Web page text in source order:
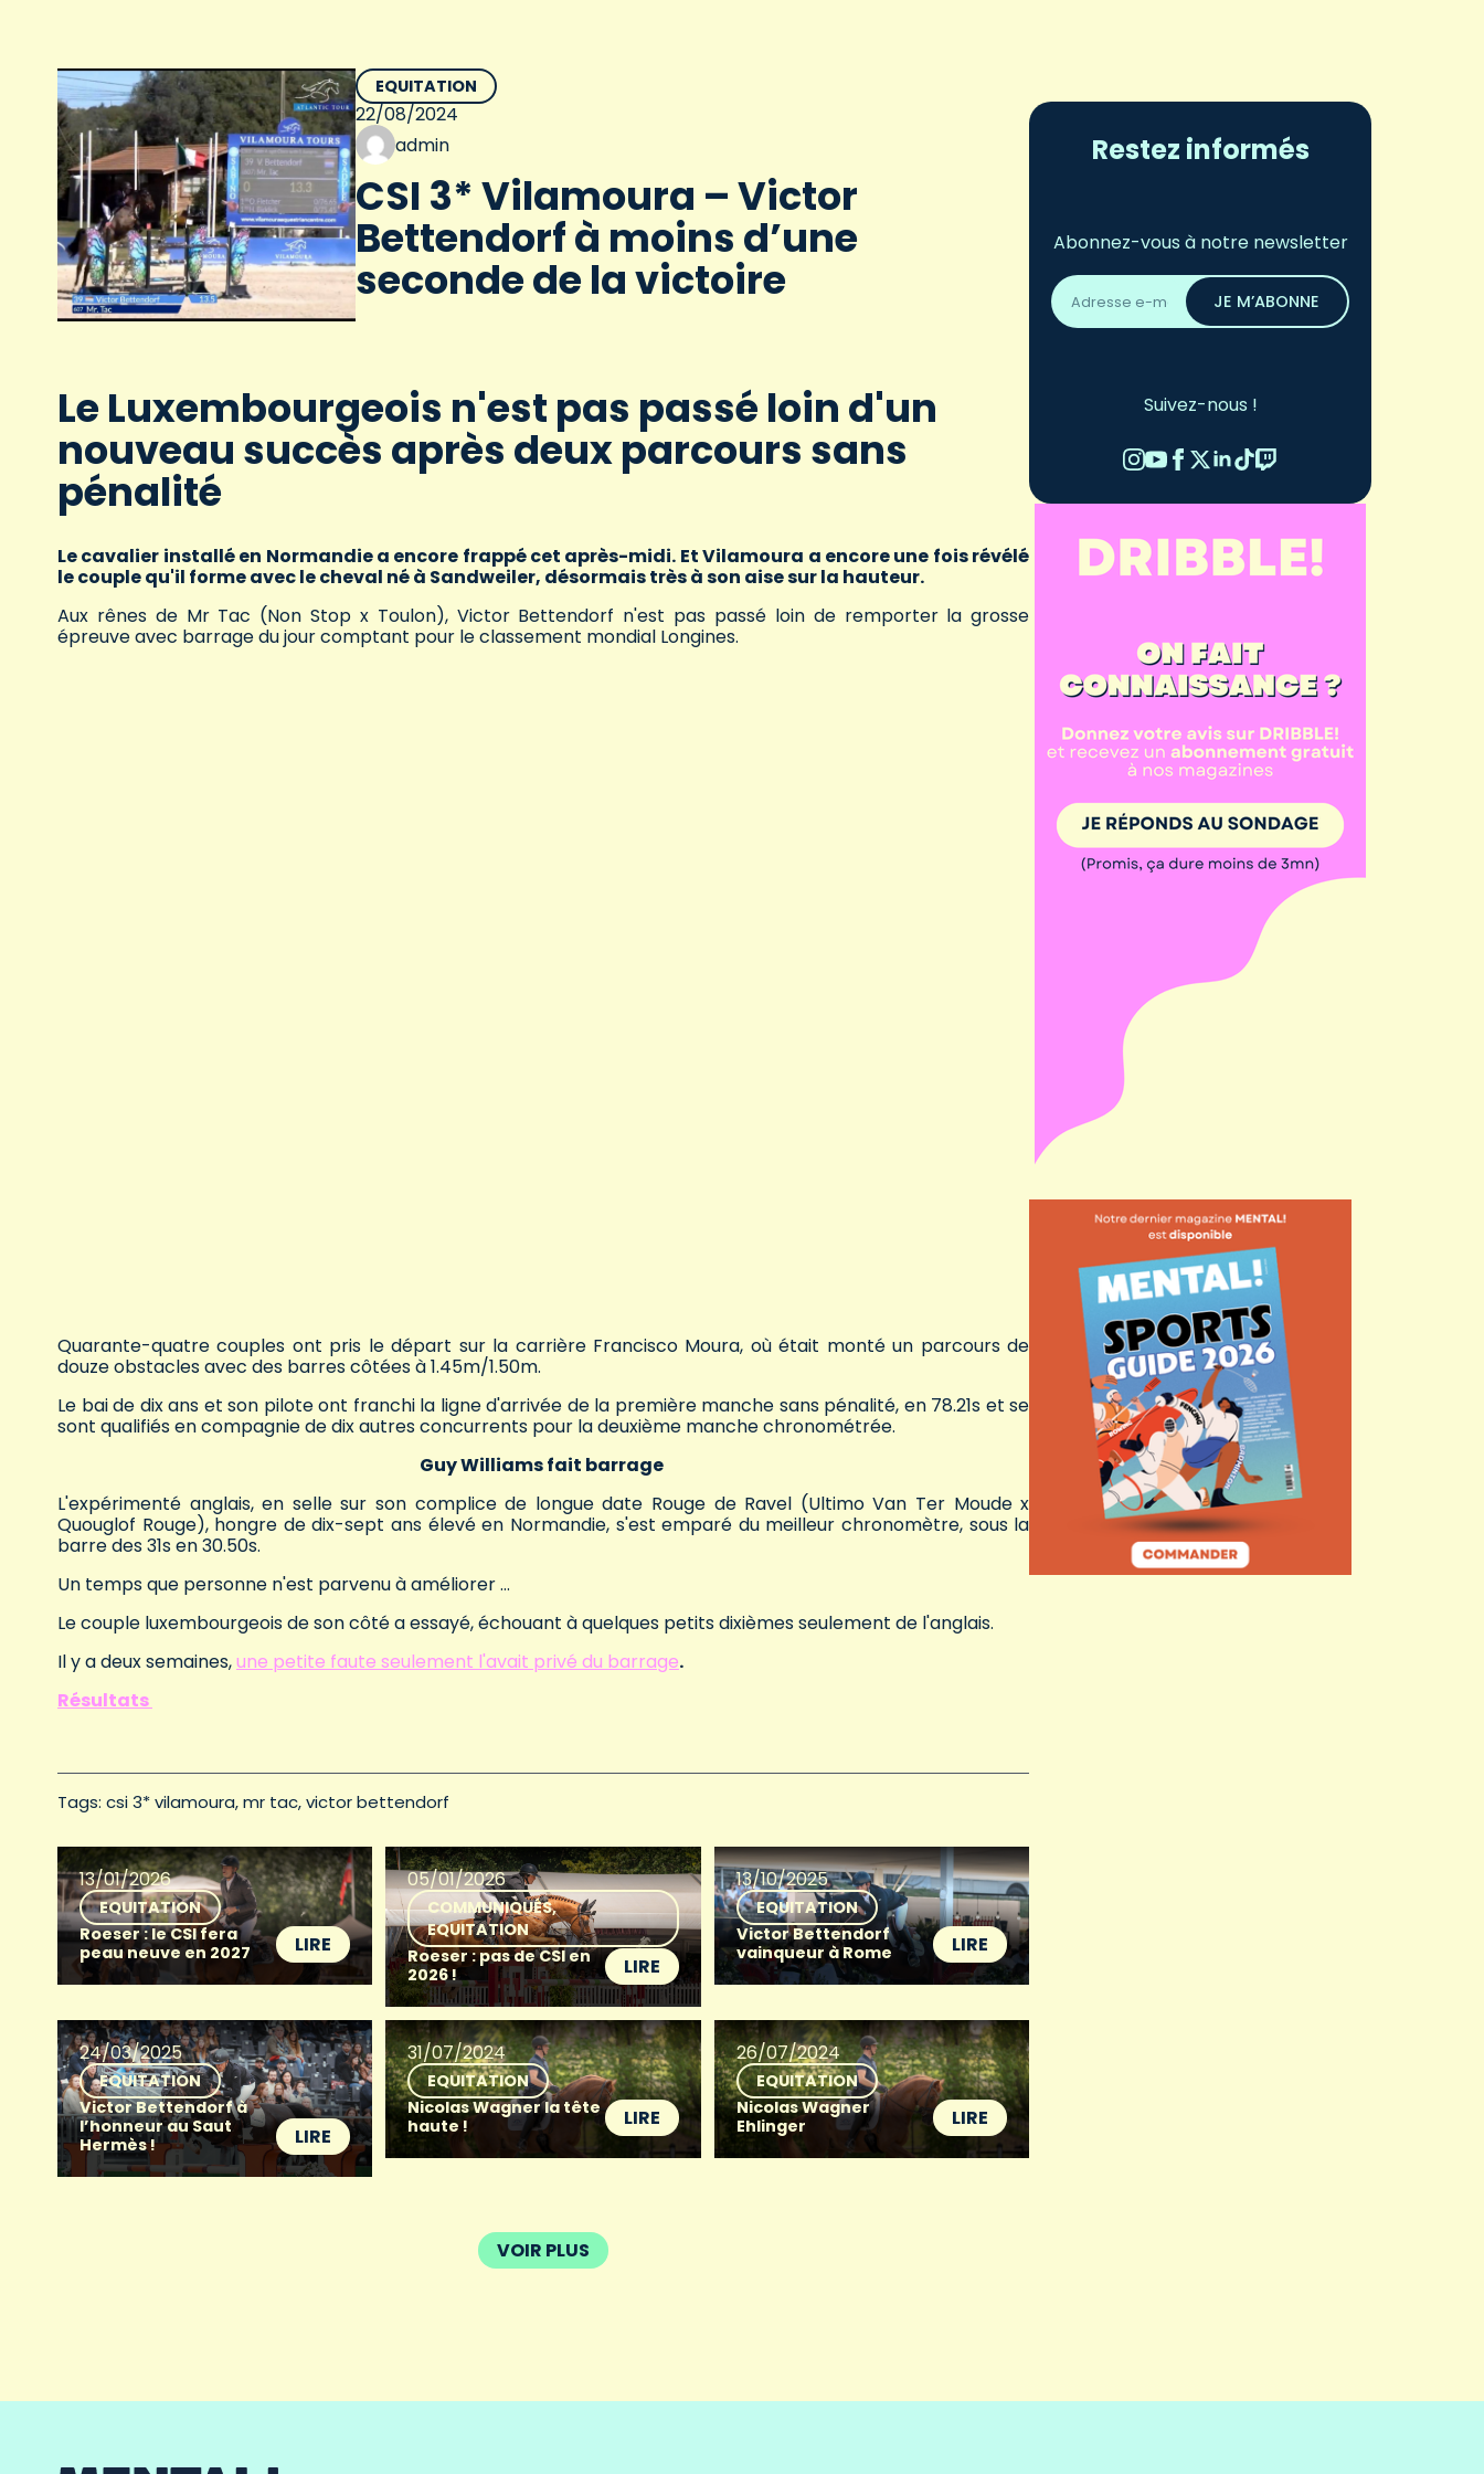
EQUITATION
22/08/2024
admin
CSI 3* Vilamoura – Victor
Bettendorf à moins d’une
seconde de la victoire
Le Luxembourgeois n'est pas passé loin d'un
nouveau succès après deux parcours sans
pénalité
Le cavalier installé en Normandie a encore frappé cet après-midi. Et Vilamoura a encore une fois révélé
le couple qu'il forme avec le cheval né à Sandweiler, désormais très à son aise sur la hauteur.
Aux rênes de Mr Tac (Non Stop x Toulon), Victor Bettendorf n'est pas passé loin de remporter la grosse
épreuve avec barrage du jour comptant pour le classement mondial Longines.
Quarante-quatre couples ont pris le départ sur la carrière Francisco Moura, où était monté un parcours de
douze obstacles avec des barres côtées à 1.45m/1.50m.
Le bai de dix ans et son pilote ont franchi la ligne d'arrivée de la première manche sans pénalité, en 78.21s et se
sont qualifiés en compagnie de dix autres concurrents pour la deuxième manche chronométrée.
Guy Williams fait barrage
L'expérimenté anglais, en selle sur son complice de longue date Rouge de Ravel (Ultimo Van Ter Moude x
Quouglof Rouge), hongre de dix-sept ans élevé en Normandie, s'est emparé du meilleur chronomètre, sous la
barre des 31s en 30.50s.
Un temps que personne n'est parvenu à améliorer …
Le couple luxembourgeois de son côté a essayé, échouant à quelques petits dixièmes seulement de l'anglais.
Il y a deux semaines,une petite faute seulement l'avait privé du barrage.
Résultats
Tags: csi 3* vilamoura mr tac victor bettendorf
13/01/2026
EQUITATION
Roeser : le CSI fera
peau neuve en 2027
LIRE
05/01/2026
COMMUNIQUÉS
EQUITATION
Roeser : pas de CSI en
2026 !
LIRE
13/10/2025
EQUITATION
Victor Bettendorf
vainqueur à Rome
LIRE
24/03/2025
EQUITATION
Victor Bettendorf à
l’honneur au Saut
Hermès !
LIRE
31/07/2024
EQUITATION
Nicolas Wagner la tête
haute !
LIRE
26/07/2024
EQUITATION
Nicolas Wagner
Ehlinger
LIRE
VOIR PLUS
Restez informés
Abonnez-vous à notre newsletter
Adresse
email
*
JE M’ABONNE
Suivez-nous !